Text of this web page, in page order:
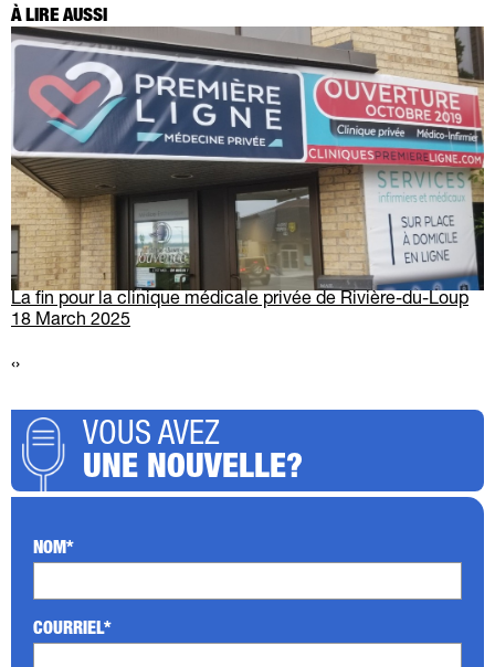
À LIRE AUSSI
La fin pour la clinique médicale privée de Rivière-du-Loup
18 March 2025
‹›
VOUS AVEZ
UNE NOUVELLE?
NOM*
COURRIEL*